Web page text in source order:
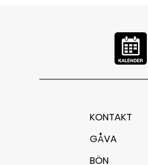
KONTAKT
GÅVA
BÖN